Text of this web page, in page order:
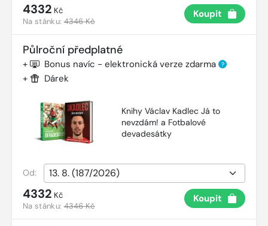
4332 Kč
Na stánku:4346 Kč
Koupit
Půlroční předplatné
+ Bonus navíc - elektronická verze zdarma ?
+ Dárek
Knihy Václav Kadlec Já to
nevzdám! a Fotbalové
devadesátky
Od:
4332 Kč
Na stánku:4346 Kč
Koupit